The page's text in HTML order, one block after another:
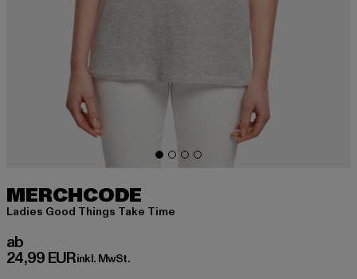
MERCHCODE
Ladies Good Things Take Time
ab
24,99 EUR
Derzeitiger Preis: ab 24,99 EUR
inkl. MwSt.